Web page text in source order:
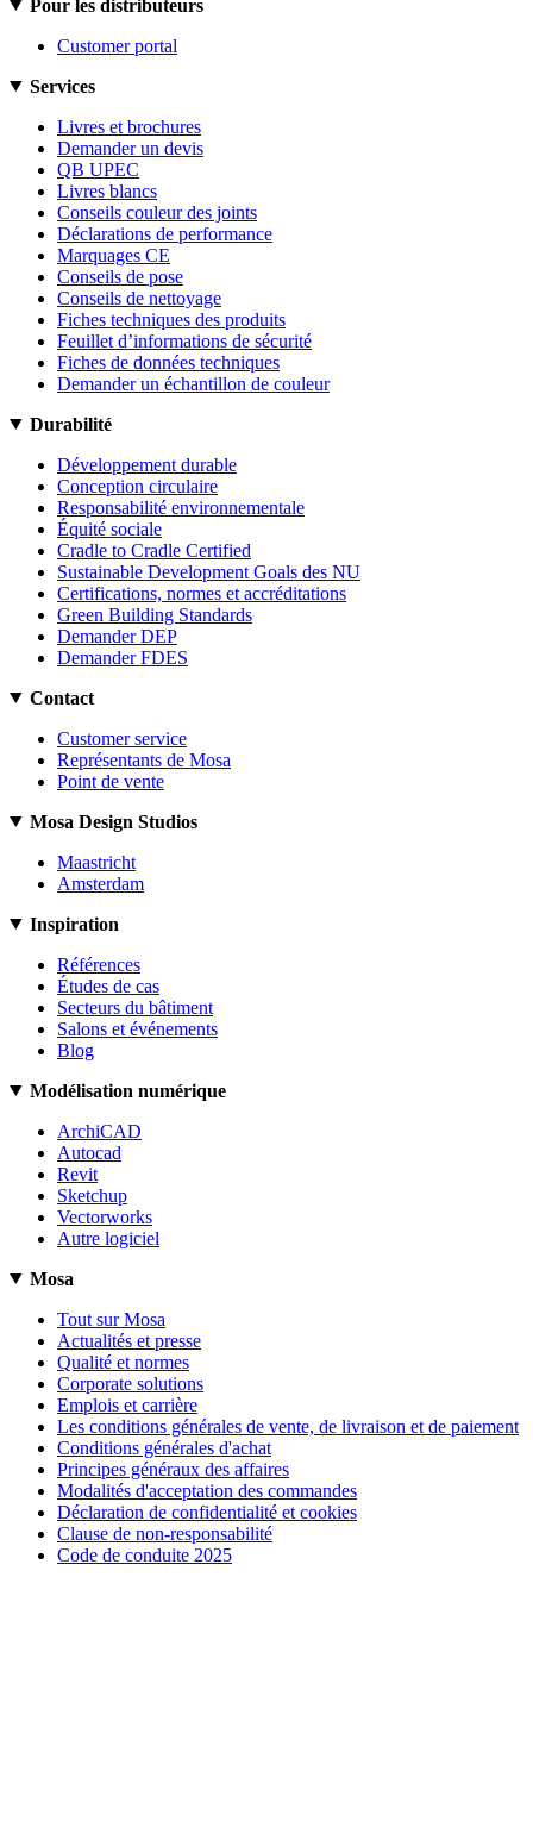
Pour les distributeurs
Customer portal
Services
Livres et brochures
Demander un devis
QB UPEC
Livres blancs
Conseils couleur des joints
Déclarations de performance
Marquages CE
Conseils de pose
Conseils de nettoyage
Fiches techniques des produits
Feuillet d’informations de sécurité
Fiches de données techniques
Demander un échantillon de couleur
Durabilité
Développement durable
Conception circulaire
Responsabilité environnementale
Équité sociale
Cradle to Cradle Certified
Sustainable Development Goals des NU
Certifications, normes et accréditations
Green Building Standards
Demander DEP
Demander FDES
Contact
Customer service
Représentants de Mosa
Point de vente
Mosa Design Studios
Maastricht
Amsterdam
Inspiration
Références
Études de cas
Secteurs du bâtiment
Salons et événements
Blog
Modélisation numérique
ArchiCAD
Autocad
Revit
Sketchup
Vectorworks
Autre logiciel
Mosa
Tout sur Mosa
Actualités et presse
Qualité et normes
Corporate solutions
Emplois et carrière
Les conditions générales de vente, de livraison et de paiement
Conditions générales d'achat
Principes généraux des affaires
Modalités d'acceptation des commandes
Déclaration de confidentialité et cookies
Clause de non-responsabilité
Code de conduite 2025